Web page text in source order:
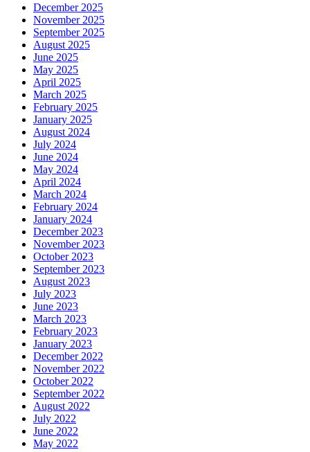
December 2025
November 2025
September 2025
August 2025
June 2025
May 2025
April 2025
March 2025
February 2025
January 2025
August 2024
July 2024
June 2024
May 2024
April 2024
March 2024
February 2024
January 2024
December 2023
November 2023
October 2023
September 2023
August 2023
July 2023
June 2023
March 2023
February 2023
January 2023
December 2022
November 2022
October 2022
September 2022
August 2022
July 2022
June 2022
May 2022